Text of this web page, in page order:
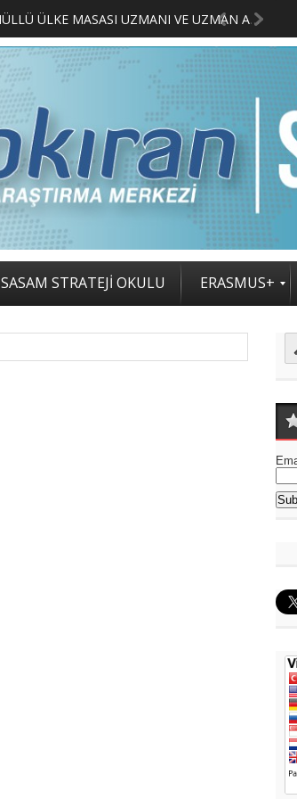
MERKEZİMİZ BÜNYESİNDE YETİŞTİRİLMEK ÜZERE GÖNÜLLÜ ÜLKE MASASI UZMANI VE UZMAN ADAYLARI ARIYORUZ 2. SASAM STRATEJİ
SASAM STRATEJİ OKULU ERASMUS+